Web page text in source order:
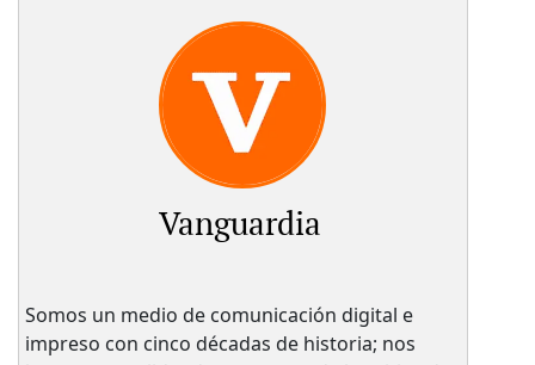
Vanguardia
Somos un medio de comunicación digital e
impreso con cinco décadas de historia; nos